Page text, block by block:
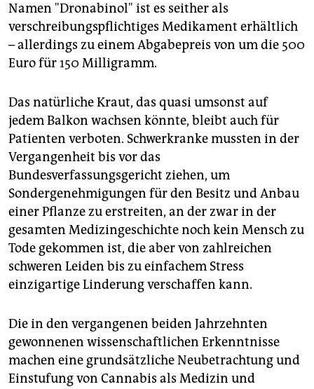
Namen "Dronabinol" ist es seither als
verschreibungspflichtiges Medikament erhältlich
– allerdings zu einem Abgabepreis von um die 500
Euro für 150 Milligramm.
Das natürliche Kraut, das quasi umsonst auf
jedem Balkon wachsen könnte, bleibt auch für
Patienten verboten. Schwerkranke mussten in der
Vergangenheit bis vor das
Bundesverfassungsgericht ziehen, um
Sondergenehmigungen für den Besitz und Anbau
einer Pflanze zu erstreiten, an der zwar in der
gesamten Medizingeschichte noch kein Mensch zu
Tode gekommen ist, die aber von zahlreichen
schweren Leiden bis zu einfachem Stress
einzigartige Linderung verschaffen kann.
Die in den vergangenen beiden Jahrzehnten
gewonnenen wissenschaftlichen Erkenntnisse
machen eine grundsätzliche Neubetrachtung und
Einstufung von Cannabis als Medizin und